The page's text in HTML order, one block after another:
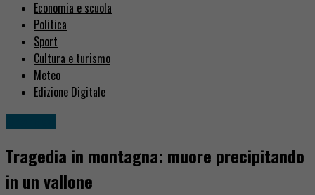
Economia e scuola
Politica
Sport
Cultura e turismo
Meteo
Edizione Digitale
Tragedia in montagna: muore precipitando
in un vallone